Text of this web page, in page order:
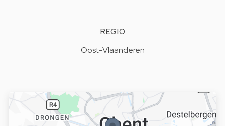
REGIO
Oost-Vlaanderen